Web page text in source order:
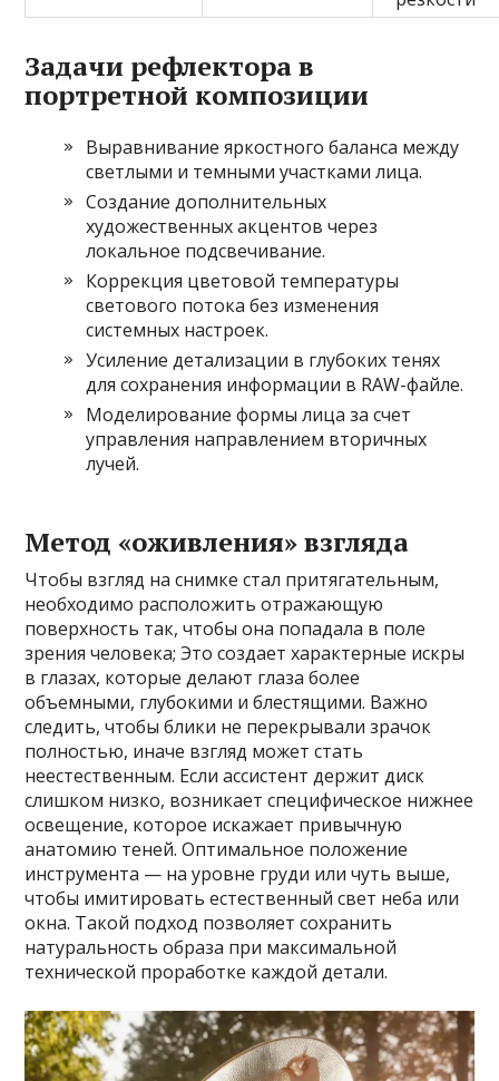
Задачи рефлектора в
портретной композиции
Выравнивание яркостного баланса между
светлыми и темными участками лица.
Создание дополнительных
художественных акцентов через
локальное подсвечивание.
Коррекция цветовой температуры
светового потока без изменения
системных настроек.
Усиление детализации в глубоких тенях
для сохранения информации в RAW-файле.
Моделирование формы лица за счет
управления направлением вторичных
лучей.
Метод «оживления» взгляда
Чтобы взгляд на снимке стал притягательным,
необходимо расположить отражающую
поверхность так, чтобы она попадала в поле
зрения человека; Это создает характерные искры
в глазах, которые делают глаза более
объемными, глубокими и блестящими. Важно
следить, чтобы блики не перекрывали зрачок
полностью, иначе взгляд может стать
неестественным. Если ассистент держит диск
слишком низко, возникает специфическое нижнее
освещение, которое искажает привычную
анатомию теней. Оптимальное положение
инструмента — на уровне груди или чуть выше,
чтобы имитировать естественный свет неба или
окна. Такой подход позволяет сохранить
натуральность образа при максимальной
технической проработке каждой детали.